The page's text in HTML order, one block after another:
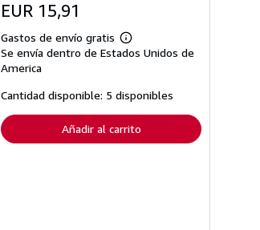
EUR 15,91
Gastos de envío gratis
Más
información
tarifas
de
envío
Se envía dentro de Estados Unidos de
America
Cantidad disponible: 5 disponibles
Añadir al carrito